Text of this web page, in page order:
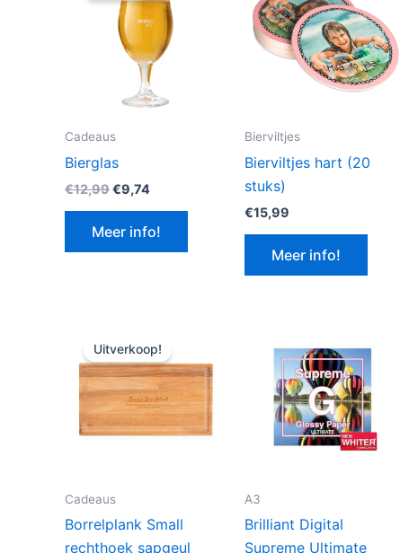
Cadeaus
Bierglas
€12,99Oorspronkelijke
€12,99.
€9,74Huidige
€9,74.
Meer info!
Bierviltjes
Bierviltjes hart (20
stuks)
€15,99
Meer info!
Uitverkoop!
Cadeaus
Borrelplank Small
rechthoek sapgeul
A3
Brilliant Digital
Supreme Ultimate